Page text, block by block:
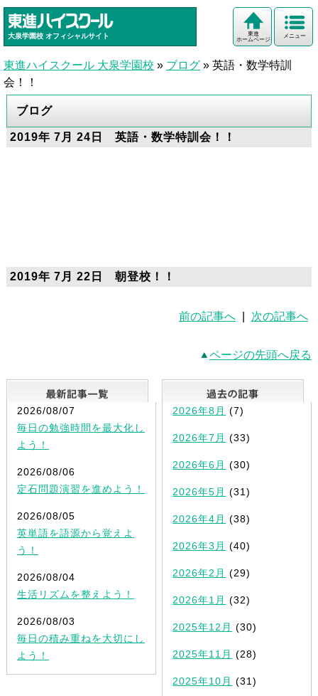
大泉学園校 オフィシャルサイト メニュー
東進
ホームページ
東進ハイスクール 大泉学園校 » ブログ » 英語・数学特訓
会！！
ブログ
2019年 7月 24日 英語・数学特訓会！！
2019年 7月 22日 朝登校！！
前の記事へ 次の記事へ
ページの先頭へ戻る
最新記事一覧
2026/08/07
毎日の勉強時間を最大化し
よう！
2026/08/06
定石問題演習を進めよう！
2026/08/05
英単語を語源から覚えよ
う！
2026/08/04
生活リズムを整えよう！
2026/08/03
毎日の積み重ねを大切にし
よう！
2026年8月 (7)
2026年7月 (33)
2026年6月 (30)
2026年5月 (31)
2026年4月 (38)
2026年3月 (40)
2026年2月 (29)
2026年1月 (32)
2025年12月 (30)
2025年11月 (28)
2025年10月 (31)